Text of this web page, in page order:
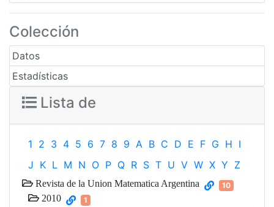
Colección
Datos
Estadísticas
Lista de
1 2 3 4 5 6 7 8 9 A B C D E F G H I
J K L M N O P Q R S T U V W X Y Z
Revista de la Union Matematica Argentina 10
2010 1